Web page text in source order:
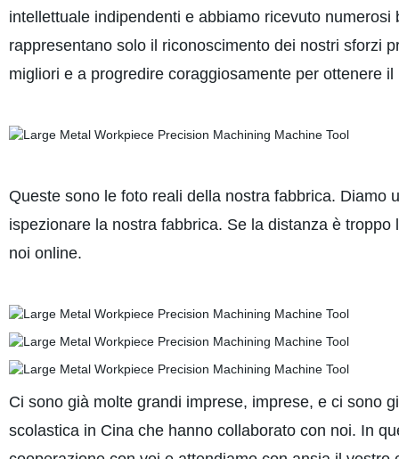
intellettuale indipendenti e abbiamo ricevuto
rappresentano solo il riconoscimento dei nostri sforzi
migliori e a progredire coraggiosamente per ottenere
Queste sono le foto reali della nostra fabbrica. Diamo
ispezionare la nostra fabbrica. Se la distanza è
noi online.
Ci sono già molte grandi imprese, imprese, e ci sono
scolastica in Cina che hanno collaborato con noi. In